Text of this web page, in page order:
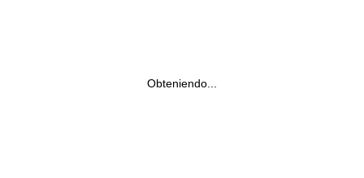
Obteniendo...